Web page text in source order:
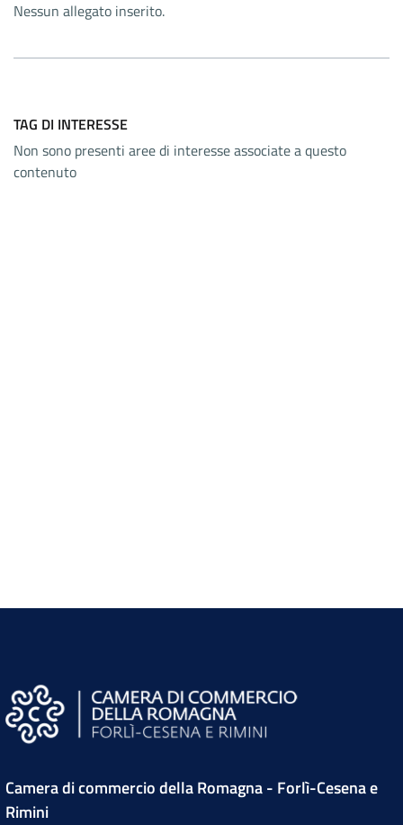
Nessun allegato inserito.
TAG DI INTERESSE
Non sono presenti aree di interesse associate a questo
contenuto
Camera di commercio della Romagna - Forlì-Cesena e
Rimini